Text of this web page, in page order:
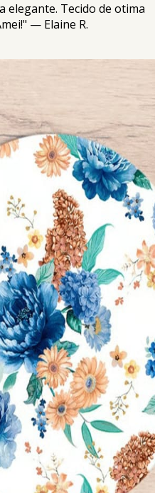
elegante. Tecido de otima
— Elaine R.